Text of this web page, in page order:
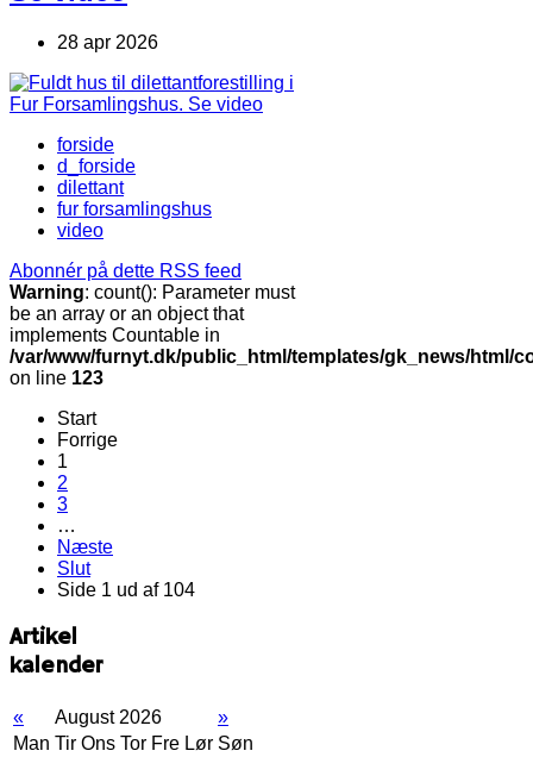
28 apr 2026
forside
d_forside
dilettant
fur forsamlingshus
video
Abonnér på dette RSS feed
Warning: count(): Parameter must
be an array or an object that
implements Countable in
/var/www/furnyt.dk/public_html/templates/gk_news/html/
on line 123
Start
Forrige
1
2
3
…
Næste
Slut
Side 1 ud af 104
Artikel
kalender
« August 2026
»
Man Tir Ons Tor Fre Lør Søn